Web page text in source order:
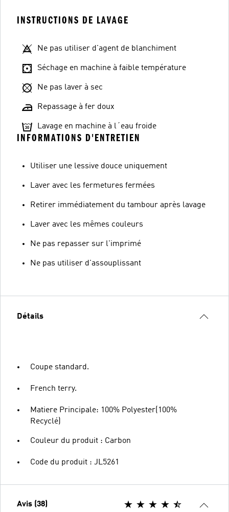
INSTRUCTIONS DE LAVAGE
Ne pas utiliser d'agent de blanchiment
Séchage en machine à faible température
Ne pas laver à sec
Repassage à fer doux
Lavage en machine à l´eau froide
INFORMATIONS D'ENTRETIEN
Utiliser une lessive douce uniquement
Laver avec les fermetures fermées
Retirer immédiatement du tambour après lavage
Laver avec les mêmes couleurs
Ne pas repasser sur l'imprimé
Ne pas utiliser d'assouplissant
Détails
Coupe standard.
French terry.
Matiere Principale: 100% Polyester(100%
Recyclé)
Couleur du produit : Carbon
Code du produit : JL5261
Avis (38)